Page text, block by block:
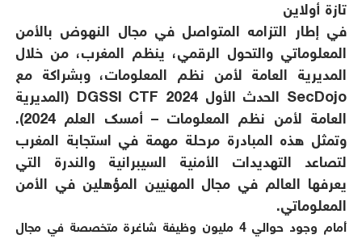
تازة أولاين
في إطار التزامه المتواصل في مجال النهوض بالأمن
المعلوماتي والتحول الرقمي، ينظم المغرب، من خلال
المديرية العامة لأمن نظم المعلومات، وبشراكة مع
SecDojo الحدث الأول 2024 DGSSI CTF (المديرية
العامة لأمن نظم المعلومات – أمسك العلم 2024).
وتمثل هذه المبادرة مرحلة مهمة في استجابة المغرب
لتصاعد التهديدات الأمنية السيبرانية والندرة التي
يعرفها العالم في مجال المهنيين المؤهلين في الأمن
المعلوماتي.
أمام وجود حوالي 4 مليون وظيفة شاغرة متخصصة في مجال